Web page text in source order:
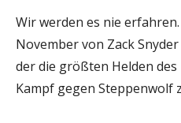
Wir werden es nie
November von Zack
der die größten Helden des
Kampf gegen Steppenwolf